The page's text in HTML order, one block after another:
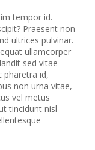
tempor id.
Praesent non
ultrices pulvinar.
ullamcorper
sed vitae
pharetra id,
non urna vitae,
vel metus
tincidunt nisl